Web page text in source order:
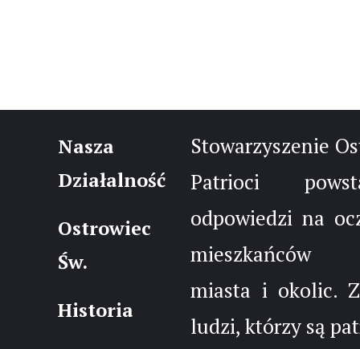
Nasza
Działalność
Ostrowiec
Św.
Historia
Stowarzyszenie
Patrioci
odpowiedzi na
mieszkańców
miasta i okolic.
ludzi, którzy są